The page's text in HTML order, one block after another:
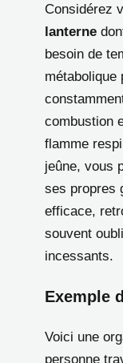
Considérez
lanterne
besoin de
métabolique
combustion
flamme
jeûne, vous
ses propres
efficace,
souvent
incessants.
Exemple
Voici une
personne